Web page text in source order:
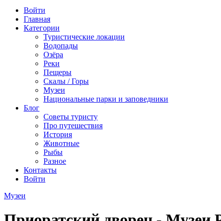
Войти
Главная
Категории
Туристические локации
Водопады
Озёра
Реки
Пещеры
Скалы / Горы
Музеи
Национальные парки и заповедники
Блог
Советы туристу
Про путешествия
История
Животные
Рыбы
Разное
Контакты
Войти
Музеи